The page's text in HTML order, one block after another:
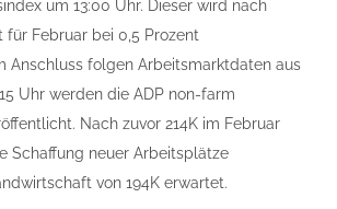
um 13:00 Uhr. Dieser wird nach
für Februar bei 0,5 Prozent
Anschluss folgen Arbeitsmarktdaten aus
Uhr werden die ADP non-farm
Nach zuvor 214K im Februar
Schaffung neuer Arbeitsplätze
von 194K erwartet.